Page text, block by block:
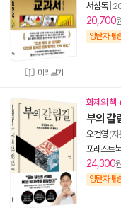
미리보기
서삼독|
20,700
양탄자배
화제의 책
부의 갈
오건영(지
포레스트
24,300
양탄자배